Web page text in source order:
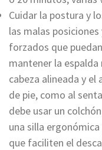
Cuidar la postura y
las malas
forzados que
mantener la
cabeza alineada y
de pie, como al
debe usar un
una silla
que faciliten el